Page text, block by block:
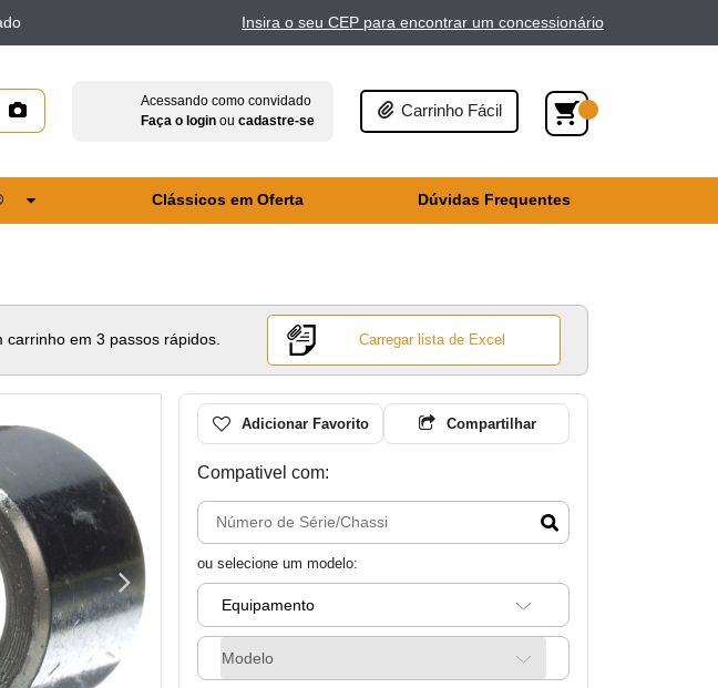
Insira o seu CEP para encontrar um concessionário
Acessando como convidado
Faça o login ou cadastre-se
Carrinho Fácil
Clássicos em Oferta Dúvidas Frequentes
em 3 passos rápidos. Carregar lista de Excel
Adicionar Favorito Compartilhar
Compativel com:
ou selecione um modelo:
Equipamento
Modelo